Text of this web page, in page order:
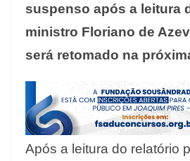
suspenso após a leitura
ministro Floriano de
será retomado na
Após a leitura do relatório